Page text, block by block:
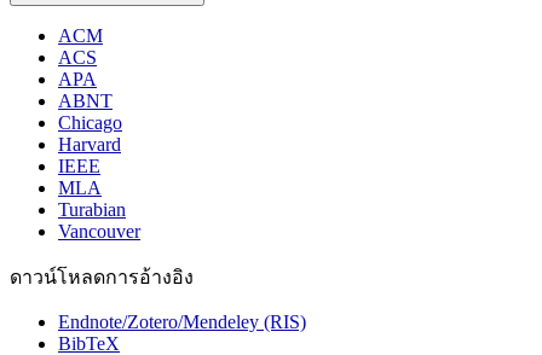
ACM
ACS
APA
ABNT
Chicago
Harvard
IEEE
MLA
Turabian
Vancouver
ดาวน์โหลดการอ้างอิง
Endnote/Zotero/Mendeley (RIS)
BibTeX